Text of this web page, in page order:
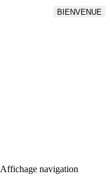
BIENVENUE
Affichage navigation